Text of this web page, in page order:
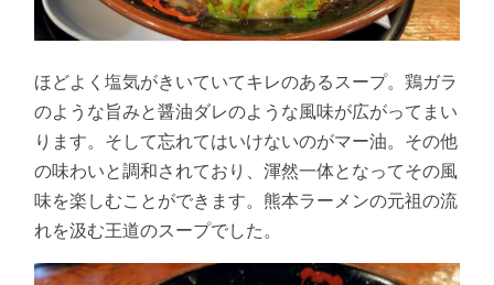
ほどよく塩気がきいていてキレのあるスープ。鶏ガラ
のような旨みと醤油ダレのような風味が広がってまい
ります。そして忘れてはいけないのがマー油。その他
の味わいと調和されており、渾然一体となってその風
味を楽しむことができます。熊本ラーメンの元祖の流
れを汲む王道のスープでした。